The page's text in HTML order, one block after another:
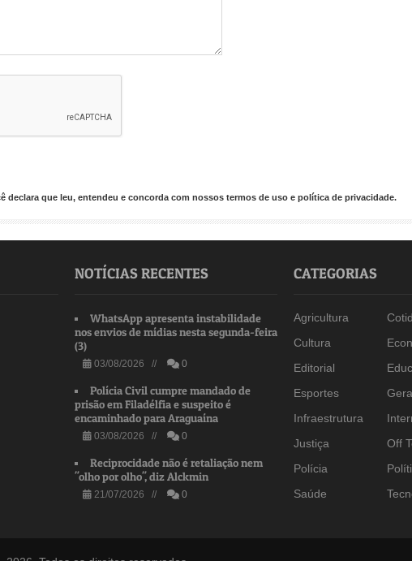
declara que leu, entendeu e concorda com nossos termos de uso e política de privacidade.
NOTÍCIAS RECENTES
WhatsApp apresenta instabilidade
nos envios de mídias nesta segunda-feira
(3)
03/08/2026 // 0
Polícia Civil cumpre mandado de
prisão em Filadélfia e suspeito é
encaminhado para Araguaína
03/08/2026 // 0
Reciprocidade não é retaliação nem
"olho por olho", diz Alckmin
21/07/2026 // 0
CATEGORIAS
Agricultura
Cultura
Editorial
Esportes
Infraestrutura
Justiça
Off
Polícia
Saúde